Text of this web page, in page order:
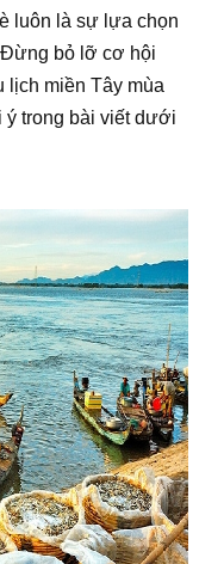
luôn là sự lựa chọn
Đừng bỏ lỡ cơ hội
lịch miền Tây mùa
ý trong bài viết dưới